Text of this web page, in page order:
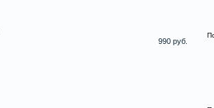
990 руб.